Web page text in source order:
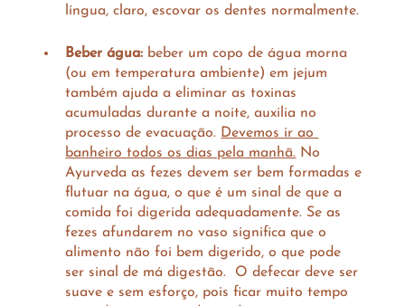
língua, claro, escovar os dentes normalmente.
Beber água: beber um copo de água morna
(ou em temperatura ambiente) em jejum
também ajuda a eliminar as toxinas
acumuladas durante a noite, auxilia no
processo de evacuação. Devemos ir ao
banheiro todos os dias pela manhã. No
Ayurveda as fezes devem ser bem formadas e
flutuar na água, o que é um sinal de que a
comida foi digerida adequadamente. Se as
fezes afundarem no vaso significa que o
alimento não foi bem digerido, o que pode
ser sinal de má digestão.  O defecar deve ser
suave e sem esforço, pois ficar muito tempo